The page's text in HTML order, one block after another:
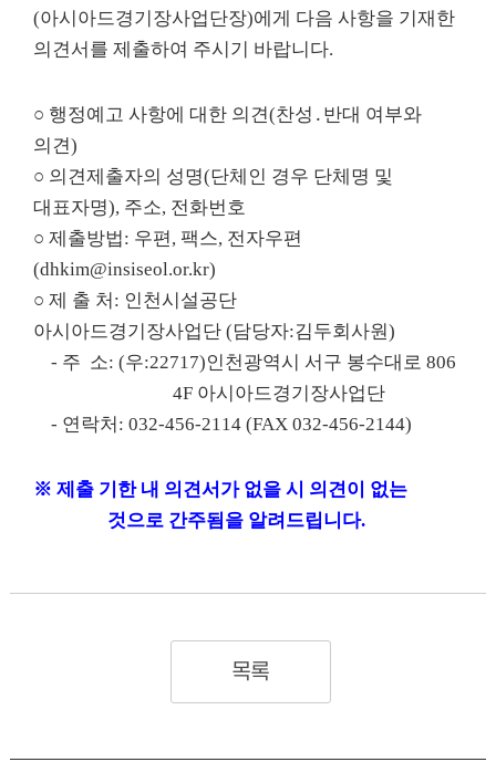
(아시아드경기장사업단장)에게 다음 사항을 기재한
의견서를 제출하여 주시기 바랍니다.
○ 행정예고 사항에 대한 의견(찬성 ․ 반대 여부와
의견)
○ 의견제출자의 성명(단체인 경우 단체명 및
대표자명), 주소, 전화번호
○제출방법: 우편, 팩스, 전자우편
(dhkim@insiseol.or.kr)
○제 출 처 : 인천시설공단
아시아드경기장사업단(담당자:김두회사원)
- 주 소: (우:22717)인천광역시 서구 봉수대로806
4F 아시아드경기장사업단
- 연락처 : 032-456-2114 (FAX 032-456-2144)
※제출 기한 내 의견서가 없을 시 의견이 없는
것으로 간주됨을 알려드립니다.
목록